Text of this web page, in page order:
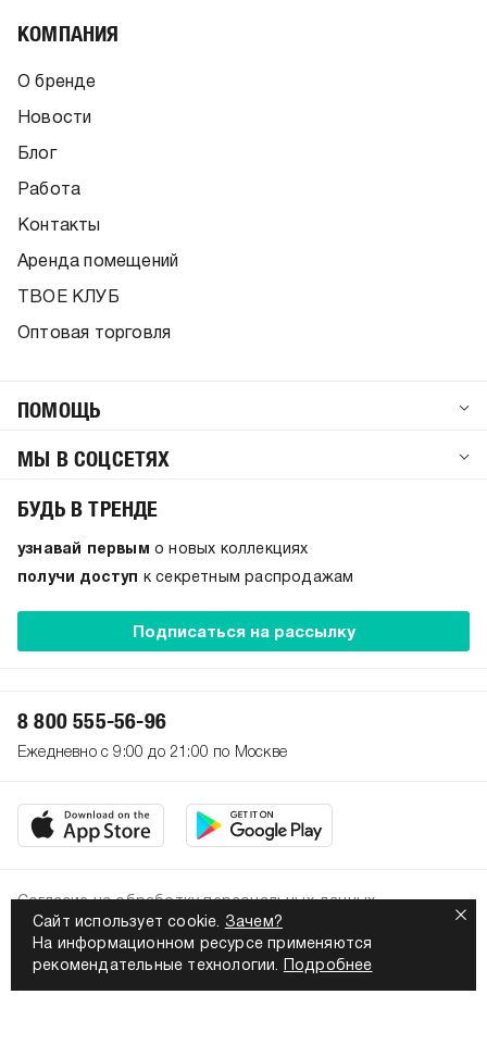
Сайт использует cookie. Зачем?
На информационном ресурсе применяются
рекомендательные технологии.
Подробнее
КОМПАНИЯ
О бренде
Новости
Блог
Работа
Контакты
Аренда помещений
ТВОЕ КЛУБ
Оптовая торговля
ПОМОЩЬ
МЫ В СОЦСЕТЯХ
БУДЬ В ТРЕНДЕ
узнавай первым о новых коллекциях
получи доступ к секретным распродажам
Подписаться на рассылку
8 800 555-56-96
Ежедневно с 9:00 до 21:00 по Москве
2026. Все права защищены
Политика конфиденциальности
Согласие на обработку персональных данных